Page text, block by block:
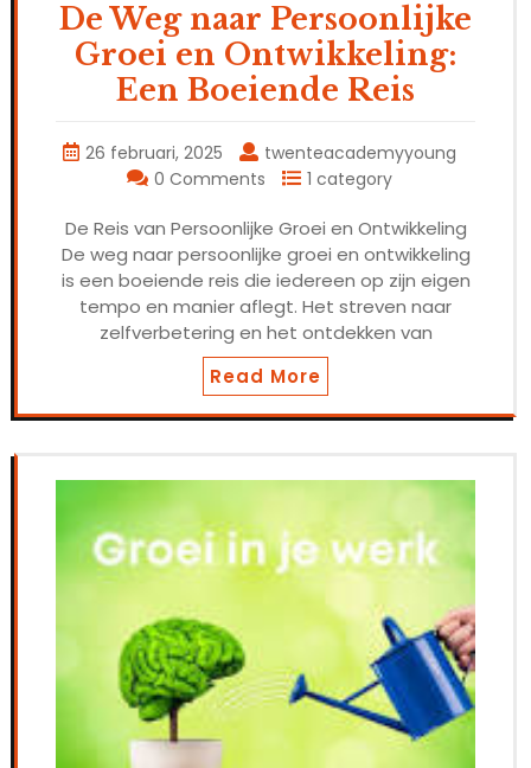
De Weg naar Persoonlijke
Groei en Ontwikkeling:
Een Boeiende Reis
26 februari, 2025
twenteacademyyoung
0 Comments
1 category
De Reis van Persoonlijke Groei en Ontwikkeling
De weg naar persoonlijke groei en ontwikkeling
is een boeiende reis die iedereen op zijn eigen
tempo en manier aflegt. Het streven naar
zelfverbetering en het ontdekken van
Read More